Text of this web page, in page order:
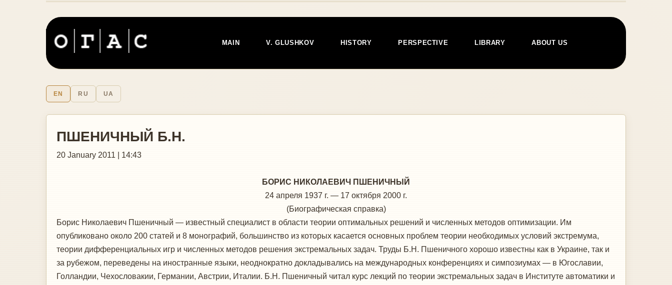
MAIN V. GLUSHKOV HISTORY PERSPECTIVE LIBRARY ABOUT US
EN RU UA
ПШЕНИЧНЫЙ Б.Н.
20 January 2011 | 14:43
БОРИС НИКОЛАЕВИЧ ПШЕНИЧНЫЙ
24 апреля 1937 г. — 17 октября 2000 г.
(Биографическая справка)
Борис Николаевич Пшеничный — известный специалист в области теории оптимальных решений и численных методов оптимизации. Им
опубликовано около 200 статей и 8 монографий, большинство из которых касается основных проблем теории необходимых условий экстремума,
теории дифференциальных игр и численных методов решения экстремальных задач. Труды Б.Н. Пшеничного хорошо известны как в Украине, так и
за рубежом, переведены на иностранные языки, неоднократно докладывались на международных конференциях и симпозиумах — в Югославии,
Голландии, Чехословакии, Германии, Австрии, Италии. Б.Н. Пшеничный читал курс лекций по теории экстремальных задач в Институте автоматики и